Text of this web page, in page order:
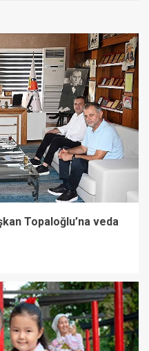
heyeti ilk direkt uçuşla
gitti
Belediyesi’nden kırtasiye
Belediyesi Ağustos ayı
Hatice Gençay’ın
Akyeniköy Düğün
Yıl Sonuna Kadar
Topaloğlu’na veda